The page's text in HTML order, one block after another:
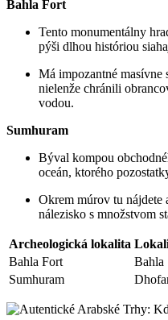
Bahla Fort
Tento monumentálny
pýši dlhou históriou
Má impozantné
nielenže chránili
vodou.
Sumhuram
Býval kompou
oceán, ktorého
Okrem múrov tu nájdete
nálezisko s množstvom
Archeologická lokalita
Bahla Fort
Bahla
Sumhuram